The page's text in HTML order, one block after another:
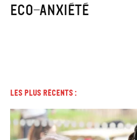
eco-anxiété
Les plus récents :